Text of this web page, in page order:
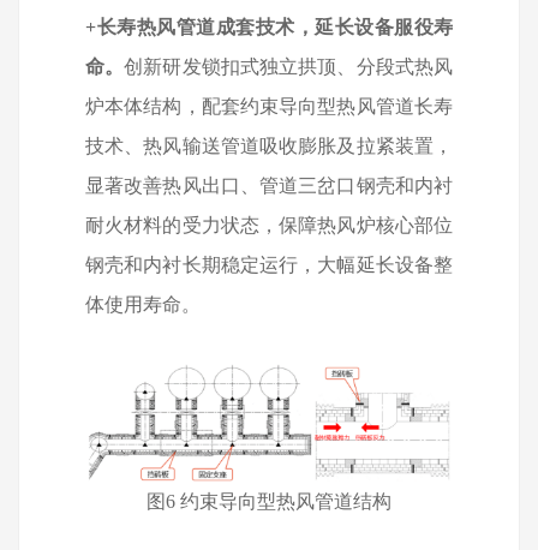
+长寿热风管道成套技术，延长设备服役寿
命。创新研发锁扣式独立拱顶、分段式热风
炉本体结构，配套约束导向型热风管道长寿
技术、热风输送管道吸收膨胀及拉紧装置，
显著改善热风出口、管道三岔口钢壳和内衬
耐火材料的受力状态，保障热风炉核心部位
钢壳和内衬长期稳定运行，大幅延长设备整
体使用寿命。
图6 约束导向型热风管道结构